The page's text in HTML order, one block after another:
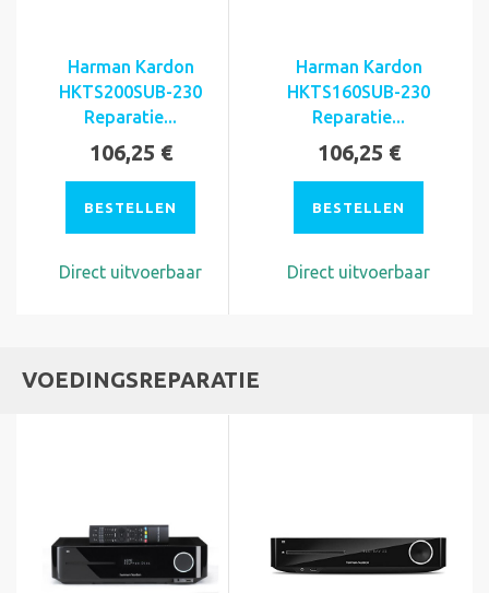
Harman Kardon
HKTS200SUB-230
Reparatie...
106,25 €
BESTELLEN
Direct uitvoerbaar
Harman Kardon
HKTS160SUB-230
Reparatie...
106,25 €
BESTELLEN
Direct uitvoerbaar
VOEDINGSREPARATIE